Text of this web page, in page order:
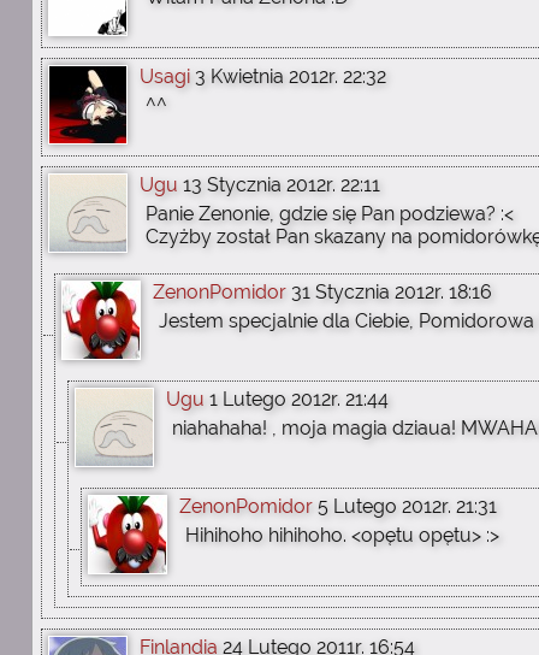
Usagi 3 Kwietnia 2012r. 22:32
^^
Ugu 13 Stycznia 2012r. 22:11
Panie Zenonie, gdzie się Pan podziewa? :<
Czyżby został Pan skazany na
ZenonPomidor 31 Stycznia 2012r. 18:16
Jestem specjalnie dla Ciebie, Pomidorowa
Ugu 1 Lutego 2012r. 21:44
niahahaha! , moja magia dziaua!
ZenonPomidor 5 Lutego 2012r. 21:31
Hihihoho hihihoho. <opętu opętu> :>
Finlandia 24 Lutego 2011r. 16:54